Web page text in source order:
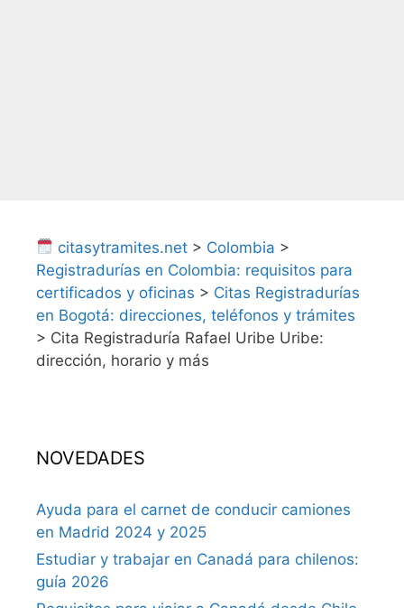
citasytramites.net > Colombia >
Registradurías en Colombia: requisitos para
certificados y oficinas > Citas Registradurías
en Bogotá: direcciones, teléfonos y trámites
> Cita Registraduría Rafael Uribe Uribe:
dirección, horario y más
NOVEDADES
Ayuda para el carnet de conducir camiones
en Madrid 2024 y 2025
Estudiar y trabajar en Canadá para chilenos:
guía 2026